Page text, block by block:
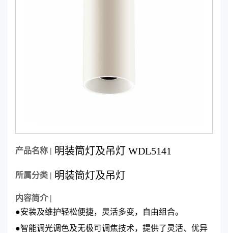
产品名称 | 明装筒灯及吊灯 WDL5141
所属分类 | 明装筒灯及吊灯
内容简介 |
●安装及维护轻松便捷，灵活多变，自由组合。
●智能调光调色及无极可调焦技术，提供了灵活、优异